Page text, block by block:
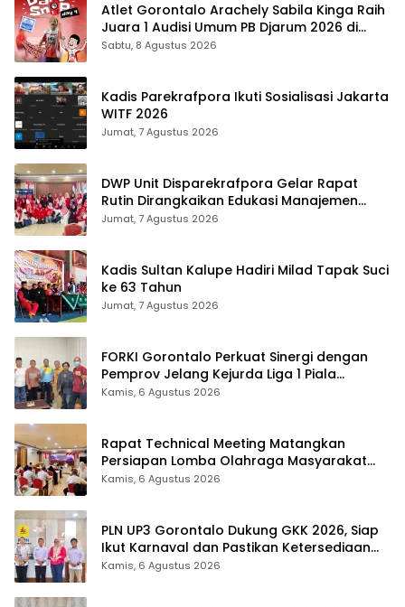
Atlet Gorontalo Arachely Sabila Kinga Raih
Juara 1 Audisi Umum PB Djarum 2026 di
Makassar
Sabtu, 8 Agustus 2026
Kadis Parekrafpora Ikuti Sosialisasi Jakarta
WITF 2026
Jumat, 7 Agustus 2026
DWP Unit Disparekrafpora Gelar Rapat
Rutin Dirangkaikan Edukasi Manajemen
Stres
Jumat, 7 Agustus 2026
Kadis Sultan Kalupe Hadiri Milad Tapak Suci
ke 63 Tahun
Jumat, 7 Agustus 2026
FORKI Gorontalo Perkuat Sinergi dengan
Pemprov Jelang Kejurda Liga 1 Piala
Gubernur 2026
Kamis, 6 Agustus 2026
Rapat Technical Meeting Matangkan
Persiapan Lomba Olahraga Masyarakat
Tingkat Provinsi Gorontalo
Kamis, 6 Agustus 2026
PLN UP3 Gorontalo Dukung GKK 2026, Siap
Ikut Karnaval dan Pastikan Ketersediaan
Listrik
Kamis, 6 Agustus 2026